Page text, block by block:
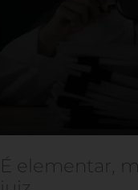
É elementar,